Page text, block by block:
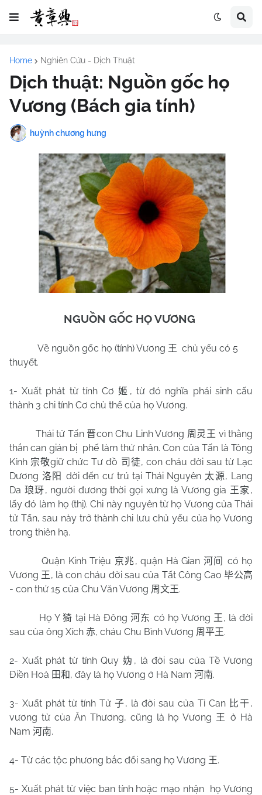
Home Nghiên Cứu - Dịch Thuật
Dịch thuật: Nguồn gốc họ
Vương (Bách gia tính)
huỳnh chương hưng
NGUỒN GỐC HỌ VƯƠNG
Về nguồn gốc họ (tính) Vương 王 chủ yếu có 5
thuyết.
1- Xuất phát từ tính Cơ姬 , từ đó nghĩa phái sinh cấu
thành 3 chi tính Cơ chủ thể của họ Vương.
Thái tử Tấn 晋con Chu Linh Vương 周灵王 vì thẳng
thắn can gián bị phế làm thứ nhân. Con của Tấn là Tông
Kính 宗敬giữ chức Tư đồ 司徒, con cháu đời sau từ Lạc
Dương 洛阳 dời đến cư trú tại Thái Nguyên 太源, Lang
Da 琅玡, người đương thời gọi xưng là Vương gia 王家 ,
lấy đó làm họ (thị). Chi này nguyên từ họ Vương của Thái
tử Tấn, sau này trở thành chi lưu chủ yếu của họ Vương
trong thiên hạ.
Quận Kinh Triệu 京兆, quận Hà Gian 河间
có họ
Vương 王 , là con cháu đời sau của Tất Công Cao毕公高
- con thứ 15 của Chu Văn Vương 周文王.
Họ Y 猗 tại Hà Đông河东 có họ Vương 王 , là đời
sau của ông Xích 赤, cháu Chu Bình Vương 周平王.
2- Xuất phát từ tính Quy妫 , là đời sau của Tề Vương
Điền Hoà 田和, đây là họ Vương ở Hà Nam 河南.
3- Xuất phát từ tính Tử 子, là đời sau của Tỉ Can 比干,
vương tử của Ân Thương, cũng là họ Vương 王
ở Hà
Nam 河南.
4- Từ các tộc phương bắc đổi sang họ Vương 王.
5- Xuất phát từ việc ban tính hoặc mạo nhận họ Vương